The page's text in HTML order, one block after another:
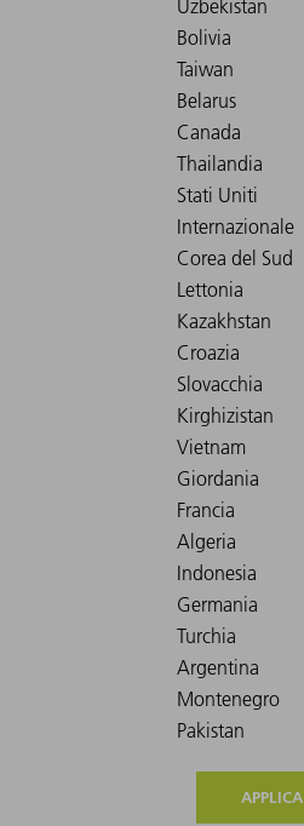
APPLICA